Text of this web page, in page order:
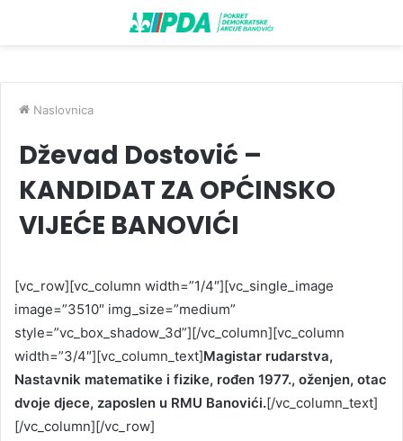
Naslovnica
Dževad Dostović –
KANDIDAT ZA OPĆINSKO
VIJEĆE BANOVIĆI
[vc_row][vc_column width=”1/4″][vc_single_image
image=”3510″ img_size=”medium”
style=”vc_box_shadow_3d”][/vc_column][vc_column
width=”3/4″][vc_column_text]Magistar rudarstva,
Nastavnik matematike i fizike, rođen 1977., oženjen, otac
dvoje djece, zaposlen u RMU Banovići.[/vc_column_text]
[/vc_column][/vc_row]